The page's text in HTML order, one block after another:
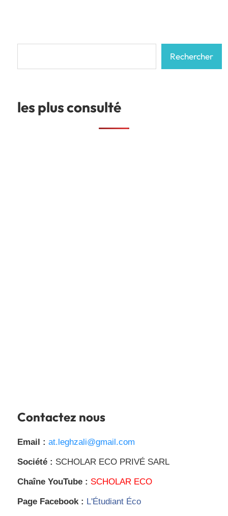
Rechercher
les plus consulté
Contactez nous
Email : at.leghzali@gmail.com
Société : SCHOLAR ECO PRIVÉ SARL
Chaîne YouTube : SCHOLAR ECO
Page Facebook : L'Étudiant Éco